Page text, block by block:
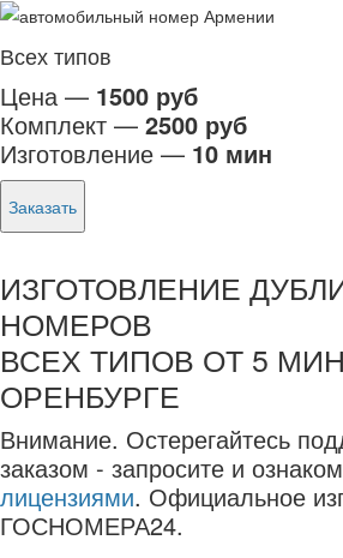
Всех типов
Цена — 1500 руб
Комплект — 2500 руб
Изготовление — 10 мин
Заказать
ИЗГОТОВЛЕНИЕ
НОМЕРОВ
ВСЕХ ТИПОВ ОТ 5
ОРЕНБУРГЕ
Внимание. Остерегайтесь
заказом - запросите и
лицензиями. Официальное
ГОСНОМЕРА24.